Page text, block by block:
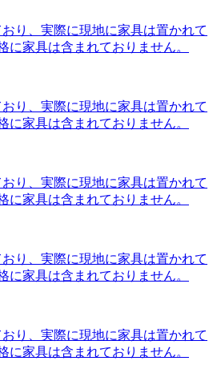
り、実際に現地に家具は置かれて
に家具は含まれておりません。
り、実際に現地に家具は置かれて
に家具は含まれておりません。
り、実際に現地に家具は置かれて
に家具は含まれておりません。
り、実際に現地に家具は置かれて
に家具は含まれておりません。
り、実際に現地に家具は置かれて
に家具は含まれておりません。